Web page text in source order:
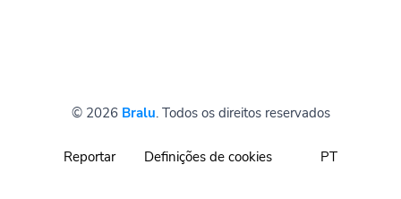
© 2026 Bralu. Todos os direitos reservados
Reportar Definições de cookies PT